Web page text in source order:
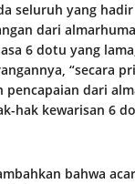
seluruh yang
dari
6 dotu yang
“secara
pencapaian dari
hak kewarisan 6
bahwa